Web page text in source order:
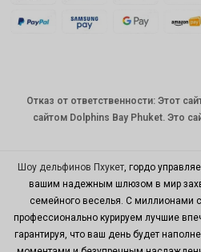
крона
САПР
корейск
ая вона
китайски
й юань
Отказ от ответственности: Этот
сайтом Dolphins Bay Phuket. Это
Шоу дельфинов Пхукет , гордо
вашим надежным шлюзом в мир
семейного веселья. С миллионами
профессионально курируем лучшие
гарантируя, что ваш день будет